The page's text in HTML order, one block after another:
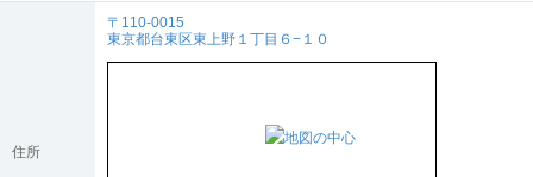
住所
〒110-0015
東京都台東区東上野１丁目６−１０